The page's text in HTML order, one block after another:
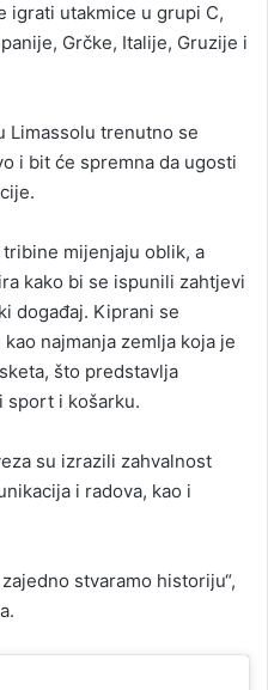
igrati utakmice u grupi C,
Grčke, Italije, Gruzije i
Limassolu trenutno se
i bit će spremna da ugosti
mijenjaju oblik, a
kako bi se ispunili zahtjevi
događaj. Kiprani se
najmanja zemlja koja je
što predstavlja
sport i košarku.
su izrazili zahvalnost
i radova, kao i
stvaramo historiju“,